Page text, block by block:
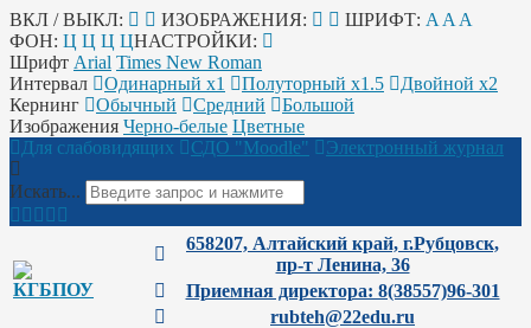
ВКЛ / ВЫКЛ: ИЗОБРАЖЕНИЯ: ШРИФТ: A A A
ФОН: Ц Ц Ц ЦНАСТРОЙКИ:
Шрифт Arial Times New Roman
Интервал
Одинарный х1 Полуторный х1.5
Двойной х2
Кернинг
Обычный Средний
Большой
Изображения Черно-белые Цветные
Для слабовидящих
СДО "Moodle" Электронный журнал
Искать...
658207, Алтайский край, г.Рубцовск,
пр-т Ленина, 36
Приемная директора: 8(38557)96-301
rubteh@22edu.ru